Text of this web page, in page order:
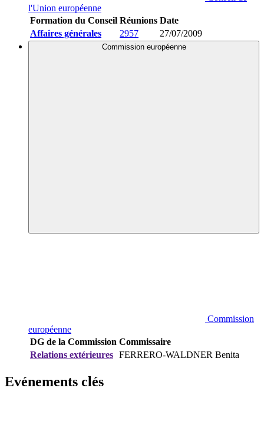
l'Union européenne
Formation du Conseil Réunions Date
Affaires générales
2957 27/07/2009
Commission européenne
Commission
européenne
DG de la Commission Commissaire
Relations extérieures FERRERO-WALDNER Benita
Evénements clés